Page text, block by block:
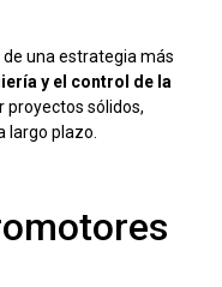
de una estrategia más
y el control de la
proyectos sólidos,
largo plazo.